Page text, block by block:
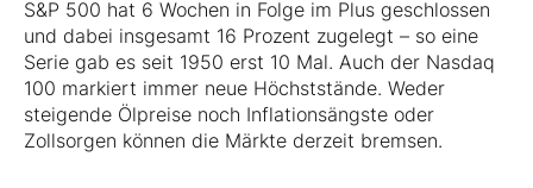
S&P 500 hat 6 Wochen in Folge im Plus geschlossen
und dabei insgesamt 16 Prozent zugelegt – so eine
Serie gab es seit 1950 erst 10 Mal. Auch der Nasdaq
100 markiert immer neue Höchststände. Weder
steigende Ölpreise noch Inflationsängste oder
Zollsorgen können die Märkte derzeit bremsen.